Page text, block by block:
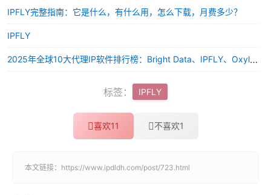
IPFLY完整指南：它是什么，有什么用，怎么下载，月费多少？
IPFLY
2025年全球10大代理IP软件排行榜：Bright Data、IPFLY、Oxylabs领衔，企业级与性价比之选
标签： IPFLY
喜欢11 不喜欢1
本文链接： https://www.ipdldh.com/post/723.html